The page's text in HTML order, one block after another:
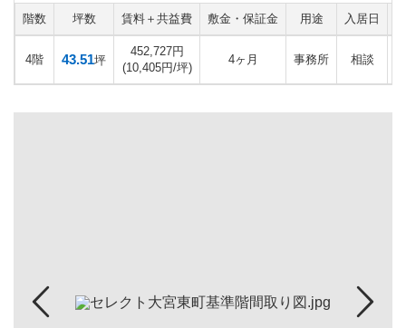
階数 坪数 賃料＋共益費 敷金・保証金 用途 入居日
4階 43.51坪
452,727円
(10,405円/坪)
4ヶ月 事務所 相談